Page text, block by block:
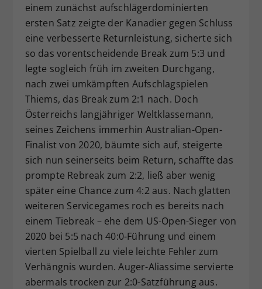
einem zunächst aufschlägerdominierten
ersten Satz zeigte der Kanadier gegen Schluss
eine verbesserte Returnleistung, sicherte sich
so das vorentscheidende Break zum 5:3 und
legte sogleich früh im zweiten Durchgang,
nach zwei umkämpften Aufschlagspielen
Thiems, das Break zum 2:1 nach. Doch
Österreichs langjähriger Weltklassemann,
seines Zeichens immerhin Australian-Open-
Finalist von 2020, bäumte sich auf, steigerte
sich nun seinerseits beim Return, schaffte das
prompte Rebreak zum 2:2, ließ aber wenig
später eine Chance zum 4:2 aus. Nach glatten
weiteren Servicegames roch es bereits nach
einem Tiebreak – ehe dem US-Open-Sieger von
2020 bei 5:5 nach 40:0-Führung und einem
vierten Spielball zu viele leichte Fehler zum
Verhängnis wurden. Auger-Aliassime servierte
abermals trocken zur 2:0-Satzführung aus.